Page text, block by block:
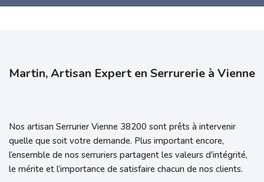
Martin, Artisan Expert en Serrurerie à Vienne
Nos artisan Serrurier Vienne 38200 sont prêts à intervenir
quelle que soit votre demande. Plus important encore,
l’ensemble de nos serruriers partagent les valeurs d'intégrité,
le mérite et l’importance de satisfaire chacun de nos clients.